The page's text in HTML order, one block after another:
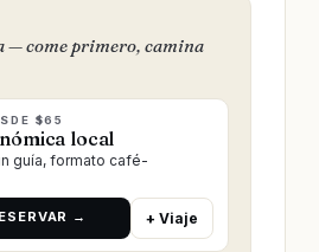
— come primero, camina
$65
local
guía, formato café-
→ + Viaje